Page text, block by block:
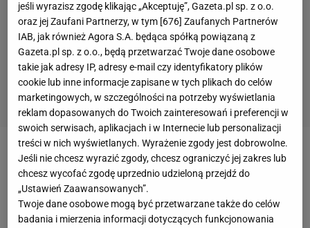
Nowak to utalentowany grappler, który wywodzi się
z zapasów. Jako junior i kadet odnosił wiele
sukcesów na krajowym podwórku, często sięgając
po najwyższe laury. Znaczną część swojej kariery
jeśli wyrazisz zgodę klikając „Akceptuję”, Gazeta.pl sp. z o.o.
oraz jej Zaufani Partnerzy, w tym [676] Zaufanych Partnerów
IAB, jak również Agora S.A. będąca spółką powiązaną z
Gazeta.pl sp. z o.o., będą przetwarzać Twoje dane osobowe
takie jak adresy IP, adresy e-mail czy identyfikatory plików
cookie lub inne informacje zapisane w tych plikach do celów
marketingowych, w szczególności na potrzeby wyświetlania
reklam dopasowanych do Twoich zainteresowań i preferencji w
swoich serwisach, aplikacjach i w Internecie lub personalizacji
treści w nich wyświetlanych. Wyrażenie zgody jest dobrowolne.
Jeśli nie chcesz wyrazić zgody, chcesz ograniczyć jej zakres lub
chcesz wycofać zgodę uprzednio udzieloną przejdź do
„Ustawień Zaawansowanych”.
Twoje dane osobowe mogą być przetwarzane także do celów
badania i mierzenia informacji dotyczących funkcjonowania